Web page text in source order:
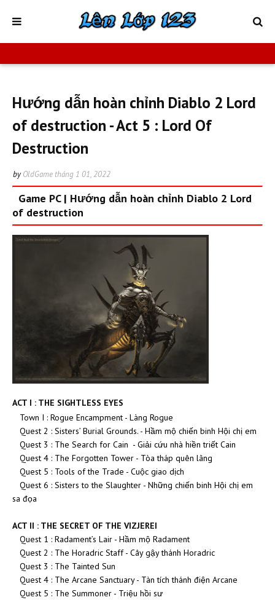
Hướng dẫn hoàn chỉnh Diablo 2 Lord
of destruction - Act 5 : Lord Of
Destruction
by OldGame tháng 1 01, 2022
Game PC| Hướng dẫn hoàn chỉnh Diablo 2 Lord
of destruction
ACT I : THE SIGHTLESS EYES
Town I : Rogue Encampment - Làng Rogue
Quest 2 : Sisters’ Burial Grounds. - Hầm mộ chiến binh Hội chị em
Quest 3 : The Search for Cain - Giải cứu nhà hiền triết Cain
Quest 4 : The Forgotten Tower - Tòa tháp quên lãng
Quest 5 : Tools of the Trade - Cuộc giao dịch
Quest 6 : Sisters to the Slaughter - Những chiến binh Hội chị em
sa đọa
ACT II : THE SECRET OF THE VIZJEREI
Quest 1 : Radament’s Lair - Hầm mộ Radament
Quest 2 : The Horadric Staff - Cây gậy thánh Horadric
Quest 3 : The Tainted Sun
Quest 4 : The Arcane Sanctuary - Tàn tích thánh điện Arcane
Quest 5 : The Summoner - Triệu hồi sư